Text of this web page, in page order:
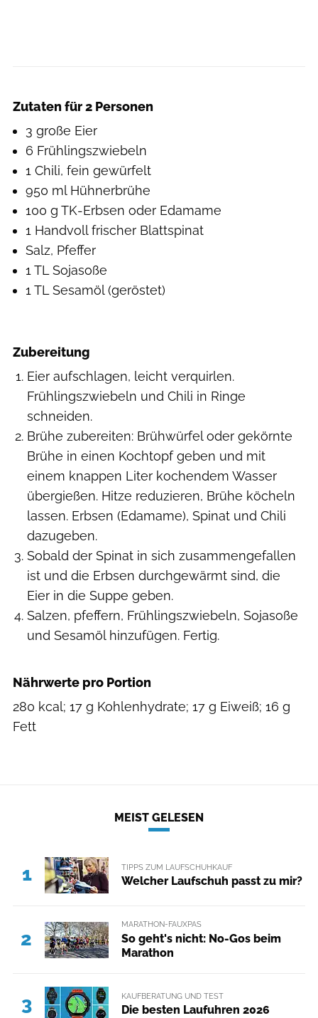
Zutaten für 2 Personen
3 große Eier
6 Frühlingszwiebeln
1 Chili, fein gewürfelt
950 ml Hühnerbrühe
100 g TK-Erbsen oder Edamame
1 Handvoll frischer Blattspinat
Salz, Pfeffer
1 TL Sojasoße
1 TL Sesamöl (geröstet)
Zubereitung
Eier aufschlagen, leicht verquirlen.
Frühlingszwiebeln und Chili in Ringe
schneiden.
Brühe zubereiten: Brühwürfel oder gekörnte
Brühe in einen Kochtopf geben und mit
einem knappen Liter kochendem Wasser
übergießen. Hitze reduzieren, Brühe köcheln
lassen. Erbsen (Edamame), Spinat und Chili
dazugeben.
Sobald der Spinat in sich zusammengefallen
ist und die Erbsen durchgewärmt sind, die
Eier in die Suppe geben.
Salzen, pfeffern, Frühlingszwiebeln, Sojasoße
und Sesamöl hinzufügen. Fertig.
Nährwerte pro Portion
280 kcal; 17 g Kohlenhydrate; 17 g Eiweiß; 16 g
Fett
MEIST GELESEN
1 TIPPS ZUM LAUFSCHUHKAUF
Welcher Laufschuh passt zu mir?
2
MARATHON-FAUXPAS
So geht's nicht: No-Gos beim
Marathon
3 KAUFBERATUNG UND TEST
Die besten Laufuhren 2026